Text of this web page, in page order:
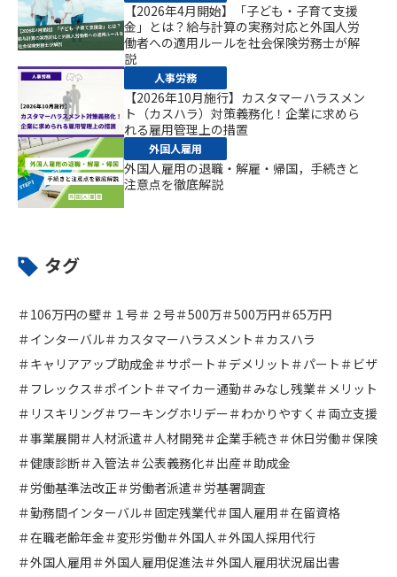
【2026年4月開始】「子ども・子育て支援
金」とは？給与計算の実務対応と外国人労
働者への適用ルールを社会保険労務士が解
説
人事労務
【2026年10月施行】カスタマーハラスメン
ト（カスハラ）対策義務化！企業に求めら
れる雇用管理上の措置
外国人雇用
外国人雇用の退職・解雇・帰国，手続きと
注意点を徹底解説
タグ
＃106万円の壁＃１号＃２号＃500万＃500万円＃65万円
＃インターバル＃カスタマーハラスメント ＃カスハラ
＃キャリアアップ助成金＃サポート ＃デメリット ＃パート ＃ビザ
＃フレックス＃ポイント ＃マイカー通勤＃みなし残業＃メリット
＃リスキリング＃ワーキングホリデー＃わかりやすく ＃両立支援
＃事業展開＃人材派遣＃人材開発＃企業手続き ＃休日労働＃保険
＃健康診断＃入管法＃公表義務化＃出産＃助成金
＃労働基準法改正＃労働者派遣＃労基署調査
＃勤務間インターバル＃固定残業代＃国人雇用＃在留資格
＃在職老齢年金＃変形労働＃外国人＃外国人採用代行
＃外国人雇用＃外国人雇用促進法＃外国人雇用状況届出書